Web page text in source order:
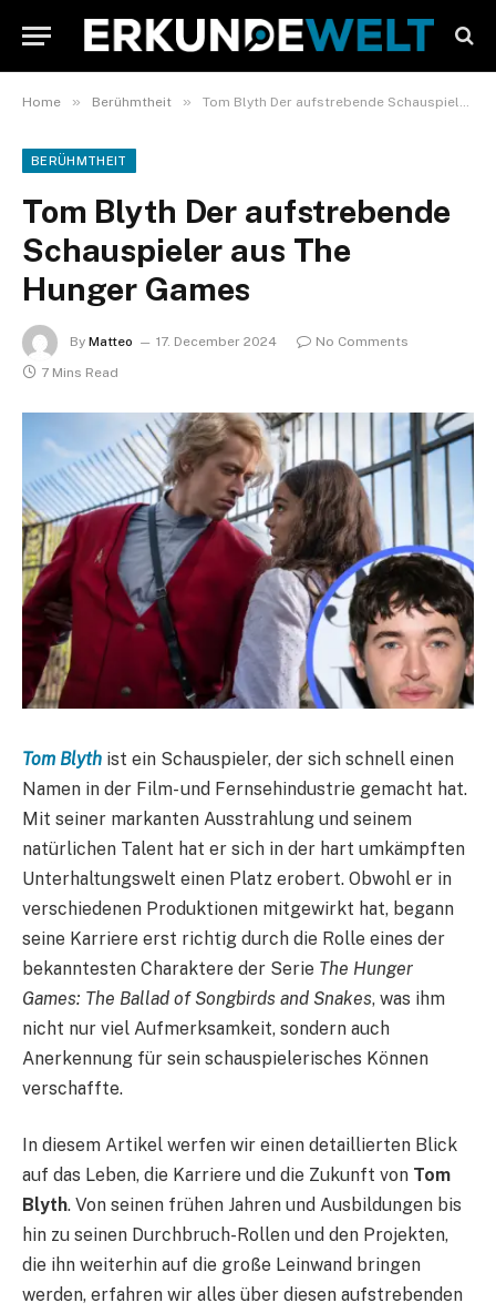
Home » Berühmtheit » Tom Blyth Der aufstrebende Schauspieler aus The Hunger Games
BERÜHMTHEIT
Tom Blyth Der aufstrebende
Schauspieler aus The
Hunger Games
By Matteo 17. December 2024
No Comments
7 Mins Read
Tom Blyth ist ein Schauspieler, der sich schnell einen
Namen in der Film- und Fernsehindustrie gemacht hat.
Mit seiner markanten Ausstrahlung und seinem
natürlichen Talent hat er sich in der hart umkämpften
Unterhaltungswelt einen Platz erobert. Obwohl er in
verschiedenen Produktionen mitgewirkt hat, begann
seine Karriere erst richtig durch die Rolle eines der
bekanntesten Charaktere der Serie The Hunger
Games: The Ballad of Songbirds and Snakes, was ihm
nicht nur viel Aufmerksamkeit, sondern auch
Anerkennung für sein schauspielerisches Können
verschaffte.
In diesem Artikel werfen wir einen detaillierten Blick
auf das Leben, die Karriere und die Zukunft von Tom
Blyth. Von seinen frühen Jahren und Ausbildungen bis
hin zu seinen Durchbruch-Rollen und den Projekten,
die ihn weiterhin auf die große Leinwand bringen
werden, erfahren wir alles über diesen aufstrebenden